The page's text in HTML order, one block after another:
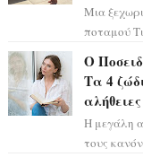
Μια
ποταμού
Ο
Τα 4
αλήθειες
Η μεγάλη
τους